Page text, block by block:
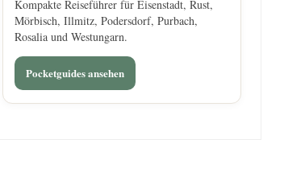
Kompakte Reiseführer für Eisenstadt, Rust,
Mörbisch, Illmitz, Podersdorf, Purbach,
Rosalia und Westungarn.
Pocketguides ansehen